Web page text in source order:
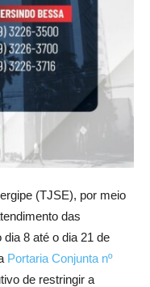
(TJSE), por meio
das
8 até o dia 21 de
Portaria Conjunta nº
de restringir a